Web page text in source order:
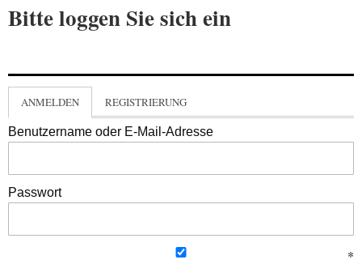
Bitte loggen Sie sich ein
ANMELDEN REGISTRIERUNG
Benutzername oder E-Mail-Adresse
Passwort